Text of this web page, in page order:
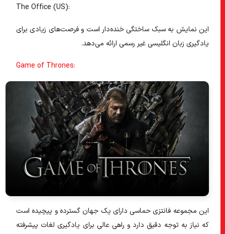
The Office (US):
این نمایش به سبک ساختگی خنده‌دار است و فرصت‌های زیادی برای
یادگیری زبان انگلیسی غیر رسمی ارائه می‌دهد.
Game of Thrones:
این مجموعه فانتزی حماسی دارای یک جهان گسترده و پیچیده است
که نیاز به توجه دقیق دارد و راهی عالی برای یادگیری لغات پیشرفته